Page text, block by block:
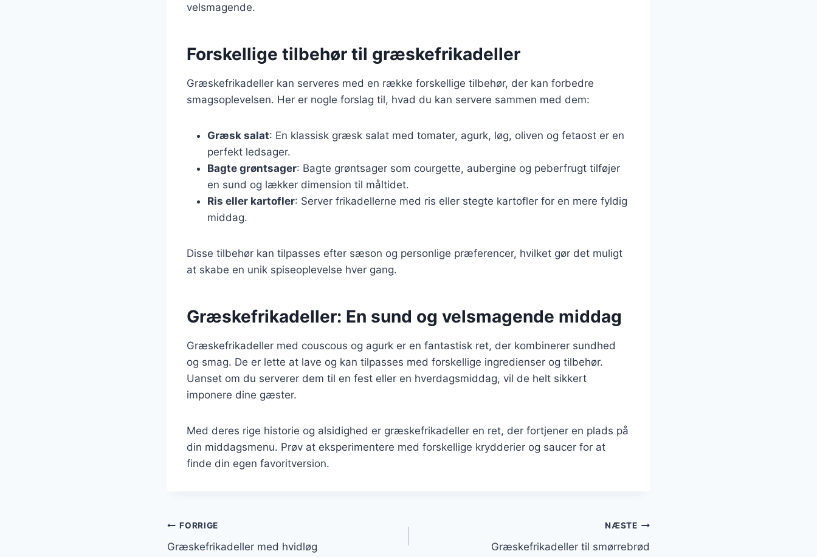
velsmagende.
Forskellige tilbehør til græskefrikadeller
Græskefrikadeller kan serveres med en række forskellige tilbehør, der kan forbedre
smagsoplevelsen. Her er nogle forslag til, hvad du kan servere sammen med dem:
Græsk salat: En klassisk græsk salat med tomater, agurk, løg, oliven og fetaost er en
perfekt ledsager.
Bagte grøntsager: Bagte grøntsager som courgette, aubergine og peberfrugt tilføjer
en sund og lækker dimension til måltidet.
Ris eller kartofler: Server frikadellerne med ris eller stegte kartofler for en mere fyldig
middag.
Disse tilbehør kan tilpasses efter sæson og personlige præferencer, hvilket gør det muligt
at skabe en unik spiseoplevelse hver gang.
Græskefrikadeller: En sund og velsmagende middag
Græskefrikadeller med couscous og agurk er en fantastisk ret, der kombinerer sundhed
og smag. De er lette at lave og kan tilpasses med forskellige ingredienser og tilbehør.
Uanset om du serverer dem til en fest eller en hverdagsmiddag, vil de helt sikkert
imponere dine gæster.
Med deres rige historie og alsidighed er græskefrikadeller en ret, der fortjener en plads på
din middagsmenu. Prøv at eksperimentere med forskellige krydderier og saucer for at
finde din egen favoritversion.
Indlægsnavigation
FORRIGE
Græskefrikadeller med hvidløg
NÆSTE
Græskefrikadeller til smørrebrød